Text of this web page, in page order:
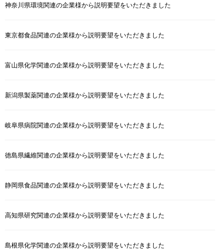
神奈川県環境関連の企業様から説明要望をいただきました
東京都食品関連の企業様から説明要望をいただきました
富山県化学関連の企業様から説明要望をいただきました
新潟県製薬関連の企業様から説明要望をいただきました
岐阜県病院関連の企業様から説明要望をいただきました
徳島県繊維関連の企業様から説明要望をいただきました
静岡県食品関連の企業様から説明要望をいただきました
高知県研究関連の企業様から説明要望をいただきました
島根県化学関連の企業様から説明要望をいただきました